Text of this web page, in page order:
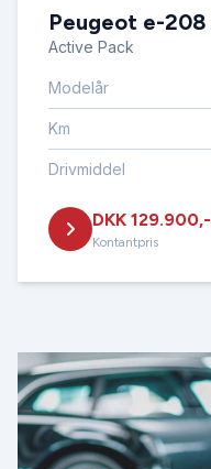
Peugeot e-208
Active Pack
Modelår
Km
Drivmiddel
DKK 129.900,-
Kontantpris